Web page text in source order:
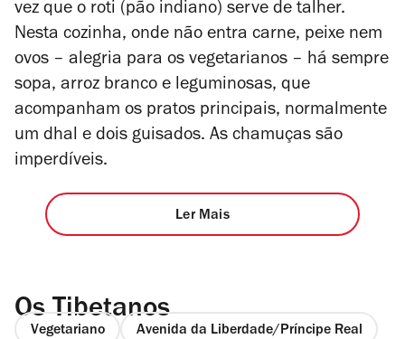
vez que o roti (pão indiano) serve de talher.
Nesta cozinha, onde não entra carne, peixe nem
ovos – alegria para os vegetarianos – há sempre
sopa, arroz branco e leguminosas, que
acompanham os pratos principais, normalmente
um dhal e dois guisados. As chamuças são
imperdíveis.
Ler Mais
Os Tibetanos
Vegetariano Avenida da Liberdade/Príncipe Real